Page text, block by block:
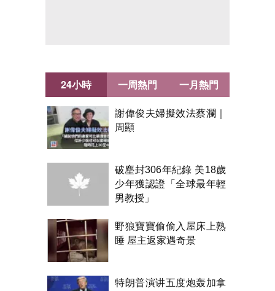
24小時
謝偉俊夫婦擬效法蔡瀾｜
周顯
破塵封306年紀錄 美18歲
少年獲認證「全球最年輕
男教授」
野狼寶寶偷偷入屋床上熟
睡 屋主返家遇奇景
特朗普演讲五度炮轰加拿
一周熱門 一月熱門